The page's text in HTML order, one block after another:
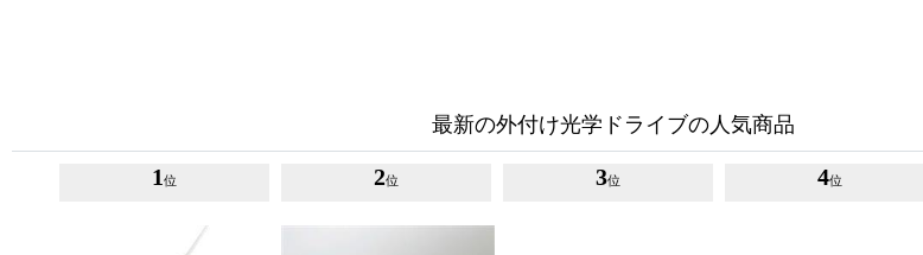
最新の外付け光学ドライブの人気商品
1 位 2位 3位 4位